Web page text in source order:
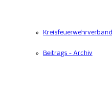
Kreisfeuerwehrverband
Beitrags - Archiv